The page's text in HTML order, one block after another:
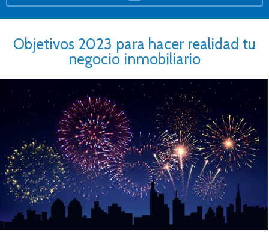
Objetivos 2023 para hacer realidad tu
negocio inmobiliario